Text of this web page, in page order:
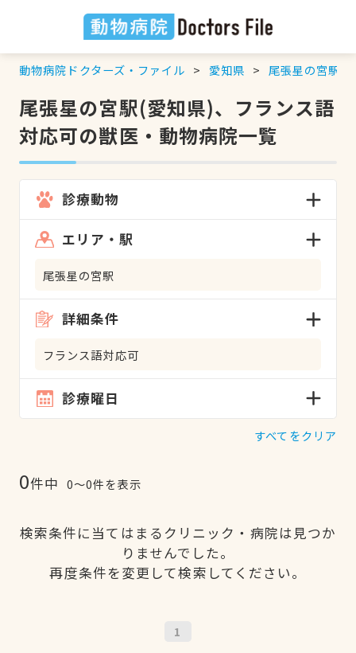
動物病院ドクターズ・ファイル 愛知県 尾張星の宮駅
尾張星の宮駅(愛知県)、フランス語
対応可の獣医・動物病院一覧
診療動物
エリア・駅
尾張星の宮駅
詳細条件
フランス語対応可
診療曜日
すべてをクリア
0件中 0〜0件を表示
検索条件に当てはまるクリニック・病院は見つか
りませんでした。
再度条件を変更して検索してください。
1